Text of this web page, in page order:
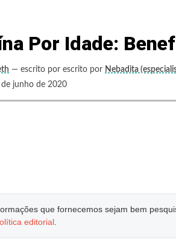
Por Idade:
— escrito por escrito por Nebadita
junho de 2020
que fornecemos sejam bem
editorial